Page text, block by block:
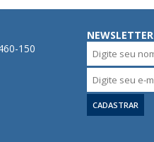
150
NEWSLETTER